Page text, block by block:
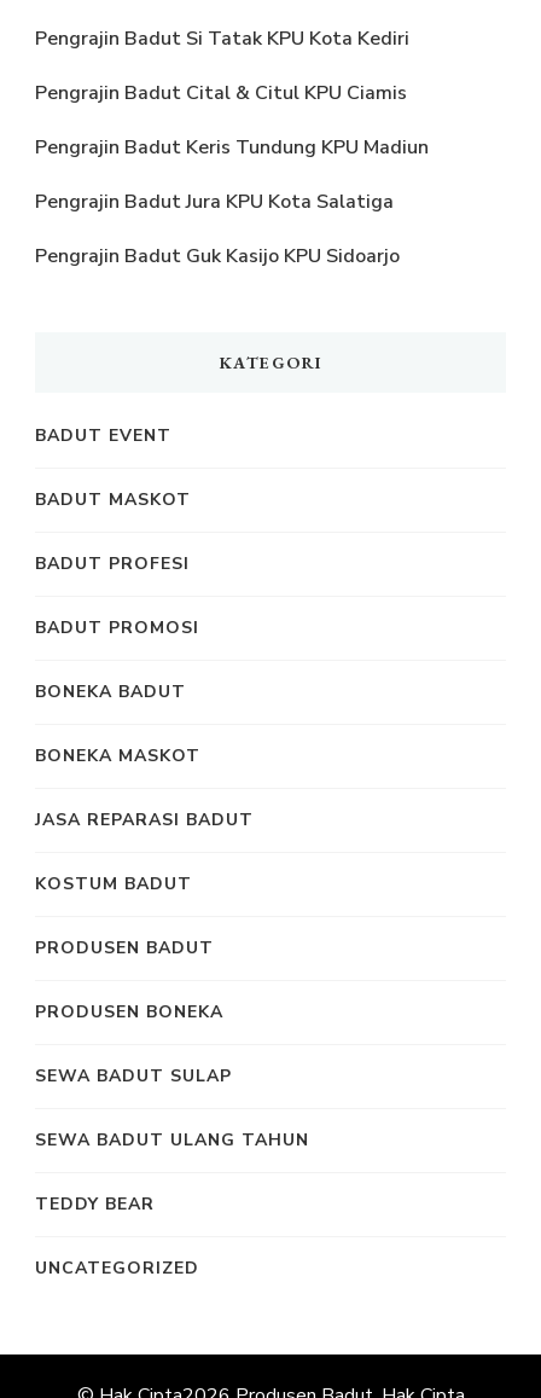
Pengrajin Badut Si Tatak KPU Kota Kediri
Pengrajin Badut Cital & Citul KPU Ciamis
Pengrajin Badut Keris Tundung KPU Madiun
Pengrajin Badut Jura KPU Kota Salatiga
Pengrajin Badut Guk Kasijo KPU Sidoarjo
KATEGORI
BADUT EVENT
BADUT MASKOT
BADUT PROFESI
BADUT PROMOSI
BONEKA BADUT
BONEKA MASKOT
JASA REPARASI BADUT
KOSTUM BADUT
PRODUSEN BADUT
PRODUSEN BONEKA
SEWA BADUT SULAP
SEWA BADUT ULANG TAHUN
TEDDY BEAR
UNCATEGORIZED